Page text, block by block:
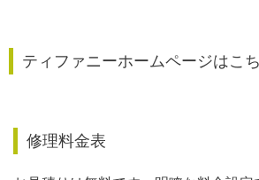
ティファニーホームページはこ
修理料金表